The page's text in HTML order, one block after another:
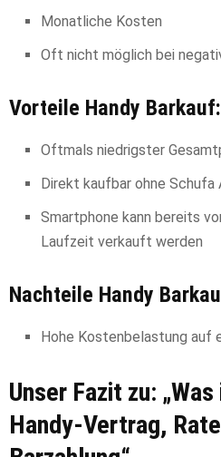
Monatliche Kosten
Oft nicht möglich bei
Vorteile Handy Barkauf:
Oftmals niedrigster
Direkt kaufbar ohne Schufa
Smartphone kann bereits
Laufzeit verkauft werden
Nachteile Handy
Hohe Kostenbelastung auf
Unser Fazit zu:
Handy-Vertrag,